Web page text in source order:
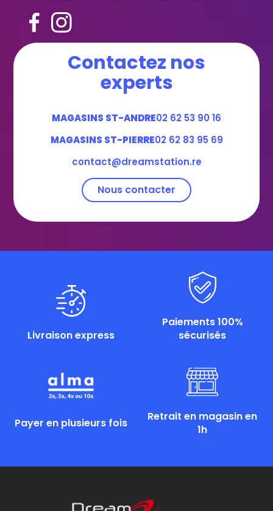
Contactez nos
experts
MAGASINS ST-ANDRE02 62 53 90 16
MAGASINS ST-PIERRE02 62 83 95 69
contact@dreamstation.re
Nous contacter
Livraison express
Paiements 100%
sécurisés
Payer en plusieurs fois
Retrait en magasin en
1h